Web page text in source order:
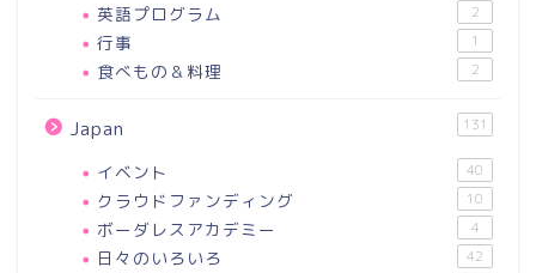
英語プログラム 2
行事 1
食べもの＆料理 2
Japan 131
イベント 40
クラウドファンディング 10
ボーダレスアカデミー 4
日々のいろいろ 42